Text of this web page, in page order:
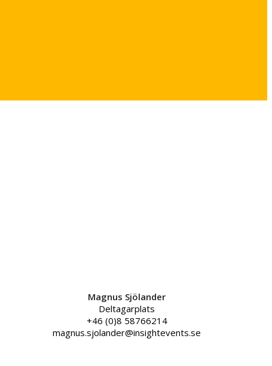
Magnus Sjölander
Deltagarplats
+46 (0)8 58766214
magnus.sjolander@insightevents.se